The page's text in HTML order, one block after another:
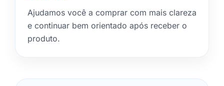
Ajudamos você a comprar com mais clareza
e continuar bem orientado após receber o
produto.